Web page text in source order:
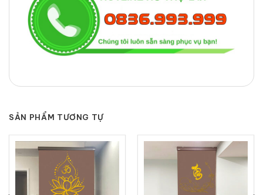
SẢN PHẨM TƯƠNG TỰ